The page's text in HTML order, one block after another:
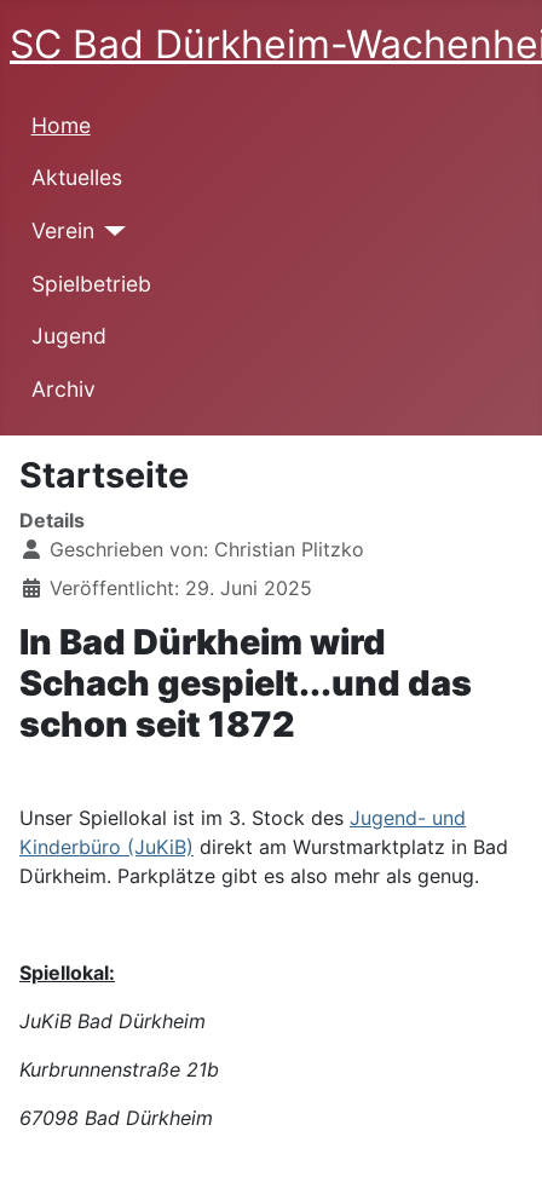
SC Bad Dürkheim-
Home
Aktuelles
Verein
Spielbetrieb
Jugend
Archiv
Startseite
Details
Geschrieben von: Christian Plitzko
Veröffentlicht: 29. Juni 2025
In Bad Dürkheim wird
Schach gespielt...und das
schon seit 1872
Unser Spiellokal ist im 3. Stock des Jugend- und
Kinderbüro (JuKiB) direkt am Wurstmarktplatz in Bad
Dürkheim. Parkplätze gibt es also mehr als genug.
Spiellokal:
JuKiB Bad Dürkheim
Kurbrunnenstraße 21b
67098 Bad Dürkheim